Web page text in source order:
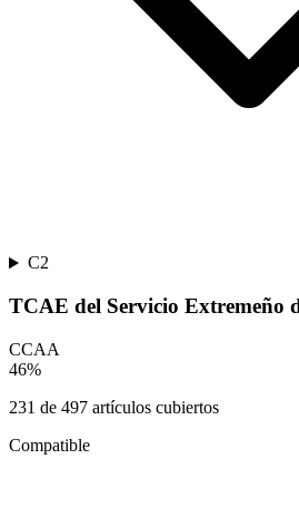
C2
TCAE del Servicio Extremeño
CCAA
46%
231 de 497 artículos cubiertos
Compatible